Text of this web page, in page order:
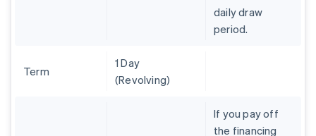
daily draw
period.
Term
1 Day
(Revolving)
If you pay off
the financing
English